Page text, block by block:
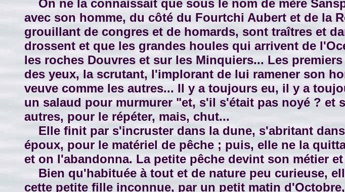
On ne la connaissait que sous le nom de mère
avec son homme, du côté du Fourtchi Aubert et de la
grouillant de congres et de homards, sont traîtres et
drossent et que les grandes houles qui arrivent de
les roches Douvres et sur les Minquiers... Les
des yeux, la scrutant, l'implorant de lui ramener son
veuve comme les autres... Il y a toujours eu, il y a
un salaud pour murmurer "et, s'il s'était pas noyé ? et
autres, pour le répéter, mais, chut...
Elle finit par s'incruster dans la dune, s'abritant
époux, pour le matériel de pêche ; puis, elle ne la
et on l'abandonna. La petite pêche devint son métier
Bien qu'habituée à tout et de nature peu curieuse,
cette petite fille inconnue, par un petit matin